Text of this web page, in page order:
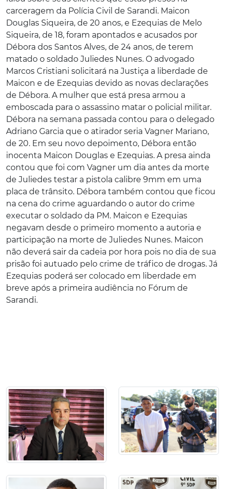
carceragem da Polícia Civil de Sarandi. Maicon
Douglas Siqueira, de 20 anos, e Ezequias de Melo
Siqueira, de 18, foram apontados e acusados por
Débora dos Santos Alves, de 24 anos, de terem
matado o soldado Juliedes Nunes. O advogado
Marcos Cristiani solicitará na Justiça a liberdade de
Maicon e de Ezequias devido as novas declarações
de Débora. A mulher que está presa armou a
emboscada para o assassino matar o policial militar.
Débora na semana passada contou para o delegado
Adriano Garcia que o atirador seria Vagner Mariano,
de 20. Em seu novo depoimento, Débora então
inocenta Maicon Douglas e Ezequias. A presa ainda
contou que foi com Vagner um dia antes da morte
de Juliedes testar a pistola calibre 9mm em uma
placa de trânsito. Débora também contou que ficou
na cena do crime aguardando o autor do crime
executar o soldado da PM. Maicon e Ezequias
negavam desde o primeiro momento a autoria e
participação na morte de Juliedes Nunes. Maicon
não deverá sair da cadeia por hora pois no dia de sua
prisão foi autuado pelo crime de tráfico de drogas. Já
Ezequias poderá ser colocado em liberdade em
breve após a primeira audiência no Fórum de
Sarandi.